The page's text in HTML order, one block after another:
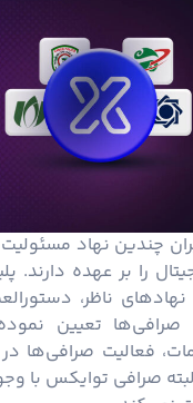
چندین نهاد
را بر عهده دارند.
نهادهای ناظر،
صرافی‌ها تعیین
فعالیت صرافی‌ها
صرافی توایکس با